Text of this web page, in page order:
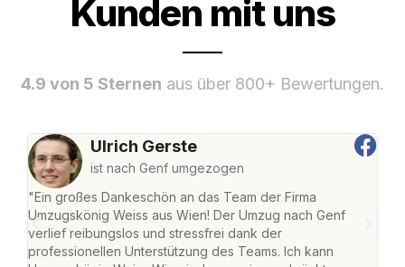
Kunden mit uns
4.9 von 5 Sternen aus über 800+ Bewertungen.
Ulrich Gerste
ist nach Genf umgezogen
"Ein großes Dankeschön an das Team der Firma
Umzugskönig Weiss aus Wien! Der Umzug nach Genf
verlief reibungslos und stressfrei dank der
professionellen Unterstützung des Teams. Ich kann